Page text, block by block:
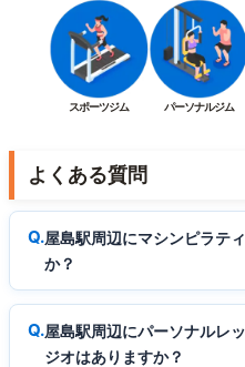
スポーツジム パーソナルジム
よくある質問
屋島駅周辺にマシンピラテ
か？
屋島駅周辺にパーソナルレ
ジオはありますか？